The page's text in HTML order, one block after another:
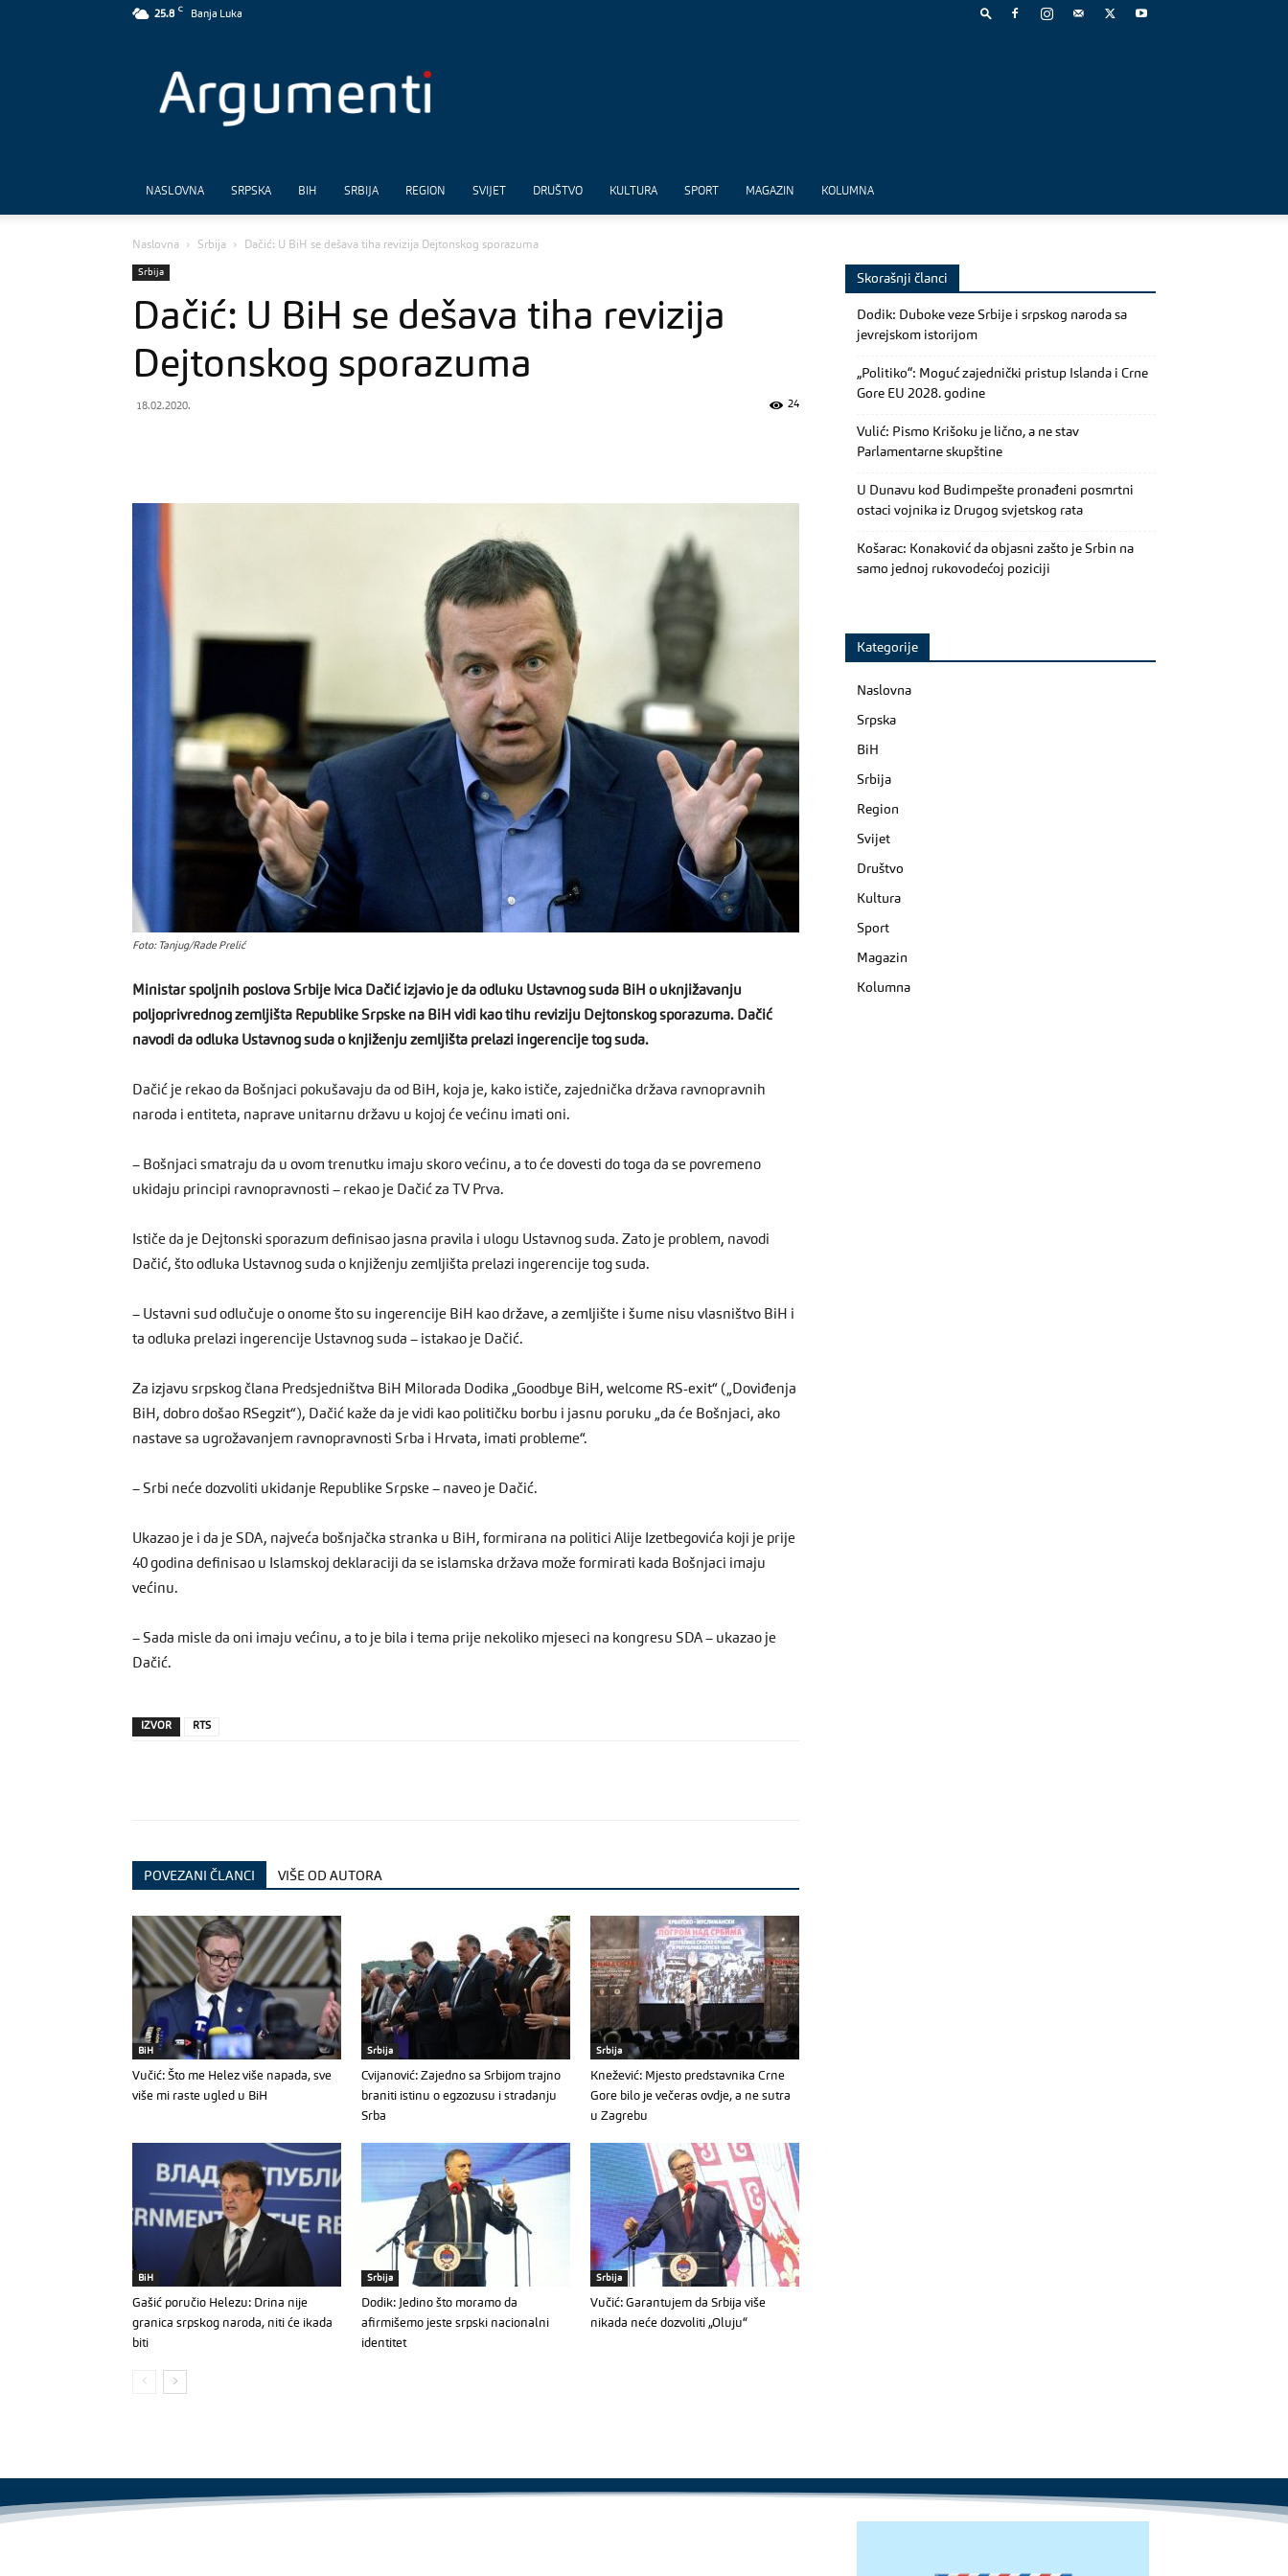
25.8
C
Banja Luka
NASLOVNA SRPSKA BIH SRBIJA REGION SVIJET DRUŠTVO KULTURA SPORT MAGAZIN KOLUMNA
Naslovna Srbija Dačić: U BiH se dešava tiha revizija Dejtonskog sporazuma
Srbija
Dačić: U BiH se dešava tiha revizija
Dejtonskog sporazuma
18.02.2020. 24
Foto: Tanjug/Rade Prelić
Ministar spoljnih poslova Srbije Ivica Dačić izjavio je da odluku Ustavnog suda BiH o uknjižavanju
poljoprivrednog zemljišta Republike Srpske na BiH vidi kao tihu reviziju Dejtonskog sporazuma. Dačić
navodi da odluka Ustavnog suda o knjiženju zemljišta prelazi ingerencije tog suda.
Dačić je rekao da Bošnjaci pokušavaju da od BiH, koja je, kako ističe, zajednička država ravnopravnih
naroda i entiteta, naprave unitarnu državu u kojoj će većinu imati oni.
– Bošnjaci smatraju da u ovom trenutku imaju skoro većinu, a to će dovesti do toga da se povremeno
ukidaju principi ravnopravnosti – rekao je Dačić za TV Prva.
Ističe da je Dejtonski sporazum definisao jasna pravila i ulogu Ustavnog suda. Zato je problem, navodi
Dačić, što odluka Ustavnog suda o knjiženju zemljišta prelazi ingerencije tog suda.
– Ustavni sud odlučuje o onome što su ingerencije BiH kao države, a zemljište i šume nisu vlasništvo BiH i
ta odluka prelazi ingerencije Ustavnog suda – istakao je Dačić.
Za izjavu srpskog člana Predsjedništva BiH Milorada Dodika „Goodbye BiH, welcome RS-exit“ („Doviđenja
BiH, dobro došao RSegzit“), Dačić kaže da je vidi kao političku borbu i jasnu poruku „da će Bošnjaci, ako
nastave sa ugrožavanjem ravnopravnosti Srba i Hrvata, imati probleme“.
– Srbi neće dozvoliti ukidanje Republike Srpske – naveo je Dačić.
Ukazao je i da je SDA, najveća bošnjačka stranka u BiH, formirana na politici Alije Izetbegovića koji je prije
40 godina definisao u Islamskoj deklaraciji da se islamska država može formirati kada Bošnjaci imaju
većinu.
– Sada misle da oni imaju većinu, a to je bila i tema prije nekoliko mjeseci na kongresu SDA – ukazao je
Dačić.
IZVOR RTS
POVEZANI ČLANCI VIŠE OD AUTORA
BiH
Vučić: Što me Helez više napada, sve
više mi raste ugled u BiH
Srbija
Cvijanović: Zajedno sa Srbijom trajno
braniti istinu o egzozusu i stradanju
Srba
Srbija
Knežević: Mjesto predstavnika Crne
Gore bilo je večeras ovdje, a ne sutra
u Zagrebu
BiH
Gašić poručio Helezu: Drina nije
granica srpskog naroda, niti će ikada
biti
Srbija
Dodik: Jedino što moramo da
afirmišemo jeste srpski nacionalni
identitet
Srbija
Vučić: Garantujem da Srbija više
nikada neće dozvoliti „Oluju“
Skorašnji članci
Dodik: Duboke veze Srbije i srpskog naroda sa
jevrejskom istorijom
„Politiko“: Moguć zajednički pristup Islanda i Crne
Gore EU 2028. godine
Vulić: Pismo Krišoku je lično, a ne stav
Parlamentarne skupštine
U Dunavu kod Budimpešte pronađeni posmrtni
ostaci vojnika iz Drugog svjetskog rata
Košarac: Konaković da objasni zašto je Srbin na
samo jednoj rukovodećoj poziciji
Kategorije
Naslovna
Srpska
BiH
Srbija
Region
Svijet
Društvo
Kultura
Sport
Magazin
Kolumna